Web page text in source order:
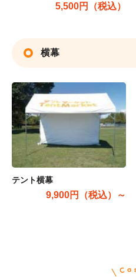
5,500円（税込）
横幕
テント横幕
9,900円（税込）～